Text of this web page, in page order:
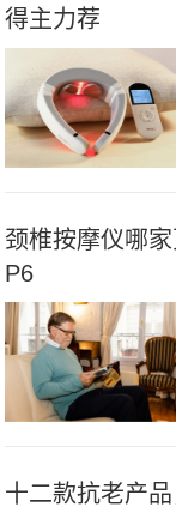
得主力荐
颈椎按摩仪哪
P6
十二款抗老产